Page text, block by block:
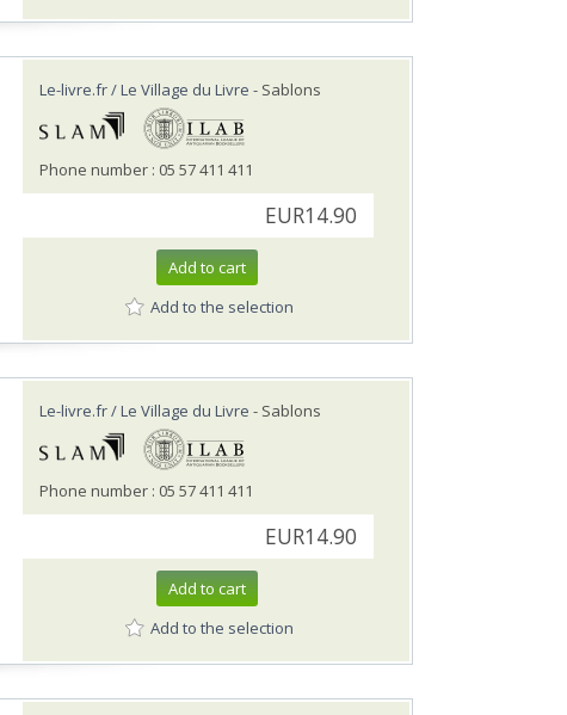
Le-livre.fr / Le Village du Livre - Sablons
Phone number : 05 57 411 411
EUR14.90
Add to cart
Add to the selection
Le-livre.fr / Le Village du Livre - Sablons
Phone number : 05 57 411 411
EUR14.90
Add to cart
Add to the selection